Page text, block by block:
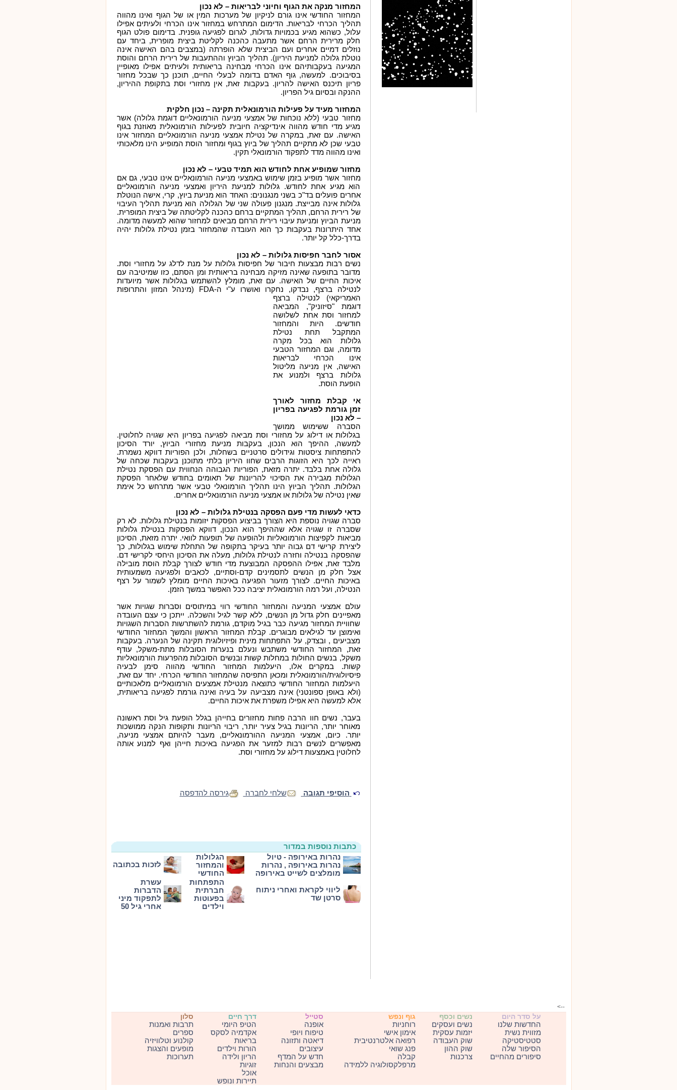
המחזור מנקה את הגוף וחיוני לבריאות – לא נכון
המחזור החודשי אינו גורם לניקיון של מערכות המין או של הגוף ואינו מהווה
תהליך הכרחי לבריאות. הדימום המתרחש במחזור אינו הכרחי ולעיתים אפילו
עלול, כשהוא מגיע בכמויות גדולות, לגרום לפגיעה גופנית. בדימום פולט הגוף
חלק מרירית הרחם אשר מתעבה כהכנה לקליטת ביצית מופרית, ביחד עם
נוזלים דמיים אחרים ועם הביצית שלא הופרתה (במצבים בהם האישה אינה
נוטלת גלולה למניעת היריון). תהליך הביוץ וההתעבות של רירית הרחם והוסת
המגיעה בעקבותיהם אינו הכרחי מבחינה בריאותית ולעיתים אפילו מאופיין
בסיבוכים. למעשה, גוף האדם בדומה לבעלי החיים, תוכנן כך שבכל מחזור
פריון תיכנס האישה להריון. בעקבות זאת, אין מחזורי וסת בתקופת ההיריון,
ההנקה ובסיום גיל הפריון.
המחזור מעיד על פעילות הורמונאלית תקינה – נכון חלקית
מחזור טבעי (ללא נוכחות של אמצעי מניעה הורמונאליים דוגמת גלולה) אשר
מגיע מדי חודש מהווה אינדיקציה חיובית לפעילות הורמונאלית מאוזנת בגוף
האישה. עם זאת, במקרה של נטילת אמצעי מניעה הורמונאליים המחזור אינו
טבעי שכן לא מתקיים תהליך של ביוץ בגוף ומחזור הוסת המופיע הינו מלאכותי
ואינו מהווה מדד לתפקוד הורמונאלי תקין.
מחזור שמופיע אחת לחודש הוא תמיד טבעי – לא נכון
מחזור אשר מופיע בזמן שימוש באמצעי מניעה הורמונאליים אינו טבעי, גם אם
הוא מגיע אחת לחודש. גלולות למניעת היריון ואמצעי מניעה הורמונאליים
אחרים פועלים בד"כ בשני מנגנונים: האחד הוא מניעת ביוץ, קרי, אישה הנוטלת
גלולות אינה מבייצת. מנגנון פעולה שני של הגלולה הוא מניעת תהליך העיבוי
של רירית הרחם, תהליך המתקיים ברחם כהכנה לקליטתה של ביצית המופרית.
מניעת הביוץ ומניעת עיבוי רירית הרחם מביאים למחזור שהוא למעשה מדומה.
אחד היתרונות בעקבות כך הוא העובדה שהמחזור בזמן נטילת גלולות יהיה
בדרך-כלל קל יותר.
אסור לחבר חפיסות גלולות – לא נכון
נשים רבות מבצעות חיבור של חפיסות גלולות על מנת לדלג על מחזורי וסת.
מדובר בתופעה שאינה מזיקה מבחינה בריאותית ומן הסתם, כזו שמיטיבה עם
איכות החיים של האישה. עם זאת, מומלץ להשתמש בגלולות אשר מיועדות
לנטילה ברצף, נבדקו, נחקרו ואושרו ע"י ה-FDA (מינהל המזון והתרופות
האמריקאי) לנטילה ברצף
דוגמת "סיזוניק", המביאה
למחזור וסת אחת לשלושה
חודשים. היות והמחזור
המתקבל תחת נטילת
גלולות הוא בכל מקרה
מדומה, וגם המחזור הטבעי
אינו הכרחי לבריאות
האישה, אין מניעה מליטול
גלולות ברצף ולמנוע את
הופעת הוסת.
אי קבלת מחזור לאורך
זמן גורמת לפגיעה בפריון
– לא נכון
הסברה ששימוש ממושך
בגלולות או דילוג על מחזורי וסת מביאה לפגיעה בפריון היא שגויה לחלוטין.
למעשה, ההיפך הוא הנכון, בעקבות מניעת מחזורי הביוץ, יורד הסיכון
להתפתחות ציסטות וגידולים סרטניים בשחלות, ולכן הפוריות דווקא נשמרת.
ראייה לכך היא הזוגות הרבים שחוו היריון בלתי מתוכנן בעקבות שכחה של
גלולה אחת בלבד. יתרה מזאת, הפוריות הגבוהה הנחווית עם הפסקת נטילת
הגלולות מגבירה את הסיכוי להריונות של תאומים בחודש שלאחר הפסקת
הגלולות. תהליך הביוץ הינו תהליך הורמונאלי טבעי אשר מתרחש כל אימת
שאין נטילה של גלולות או אמצעי מניעה הורמונאליים אחרים.
כדאי לעשות מדי פעם הפסקה בנטילת גלולות – לא נכון
סברה שגויה נוספת היא הצורך בביצוע הפסקות יזומות בנטילת גלולות. לא רק
שסברה זו שגויה אלא שההיפך הוא הנכון, דווקא הפסקות בנטילת גלולות
מביאות לקפיצות הורמונאליות ולהופעה של תופעות לוואי. יתרה מזאת, הסיכון
ליצירת קרישי דם גבוה יותר בעיקר בתקופה של התחלת שימוש בגלולות, כך
שהפסקה בנטילה וחזרה לנטילת גלולות, מעלה את הסיכון היחסי לקרישי דם.
מלבד זאת, אפילו ההפסקה המבוצעת מדי חודש לצורך קבלת הוסת מובילה
אצל חלק מן הנשים לתסמינים קדם-וסתיים, לכאבים ולפגיעה משמעותית
באיכות החיים. לצורך מזעור הפגיעה באיכות החיים מומלץ לשמור על רצף
הנטילה, ועל רמה הורמונאלית יציבה ככל האפשר במשך הזמן.
עולם אמצעי המניעה והמחזור החודשי רווי במיתוסים וסברות שגויות אשר
מאפיינים חלק גדול מן הנשים, ללא קשר לגיל והשכלה. ייתכן כי עצם העובדה
שחוויית המחזור מגיעה כבר בגיל מוקדם, גורמת להשתרשות הסברות השגויות
ואימוצן עד לגילאים מבוגרים. קבלת המחזור הראשון והמשך המחזור החודשי
מצביעים , ובצדק, על התפתחות מינית ופיזיולוגית תקינה של הנערה. בעקבות
זאת, המחזור החודשי משתבש ונעלם בנערות הסובלות מתת-משקל, עודף
משקל, בנשים החולות במחלות קשות ובנשים הסובלות מהפרעות הורמונאליות
קשות. במקרים אלו, היעלמות המחזור החודשי מהווה סימן לבעיה
פיסיולוגית/הורמונאלית ומכאן התפיסה שהמחזור החודשי הכרחי. יחד עם זאת,
היעלמות המחזור החודשי כתוצאה מנטילת אמצעים הורמונאליים מלאכותיים
(ולא באופן ספונטני) אינה מצביעה על בעיה ואינה גורמת לפגיעה בריאותית,
אלא למעשה היא אפילו משפרת את איכות החיים.
בעבר, נשים חוו הרבה פחות מחזורים בחייהן בגלל הופעת גיל וסת ראשונה
מאוחר יותר, הריונות בגיל צעיר יותר, ריבוי הריונות ותקופות הנקה ממושכות
יותר. כיום, אמצעי המניעה ההורמונאליים, מעבר להיותם אמצעי מניעה,
מאפשרים לנשים רבות למזער את הפגיעה באיכות חייהן ואף למנוע אותה
לחלוטין באמצעות דילוג על מחזורי וסת.
הוסיפי תגובה שלחי לחברה גירסה להדפסה
כתבות נוספות במדור
נהרות באירופה - טיול
נהרות באירופה , נהרות
מומלצים לשייט באירופה
הגלולות
והמחזור
החודשי
לזכות בכתובה
ליווי לקראת ואחרי ניתוח
סרטן שד
התפתחות
חברתית
בפעוטות
וילדים
עשרת
הדברות
לתפקוד מיני
אחרי גיל 50
-->
על סדר היום
החדשות שלנו
מזווית נשית
סטטיסטיקה
הסיפור שלה
סיפורים מהחיים
נשים וכסף
נשים ועסקים
יזמות עסקית
שוק העבודה
שוק ההון
צרכנות
גוף ונפש
רוחניות
אימון אישי
רפואה אלטרנטיבית
פנג שואי
קבלה
מרפלקסולוגיה ללמידה
סטייל
אופנה
טיפוח ויופי
דיאטה ותזונה
עיצובים
חדש על המדף
מבצעים והנחות
דרך חיים
הטיפ היומי
אקדמיה לסקס
בריאות
הורות וילדים
הריון ולידה
זוגיות
אוכל
תיירות ונופש
סלון
תרבות ואמנות
ספרים
קולנוע וטלוויזיה
מופעים והצגות
תערוכות